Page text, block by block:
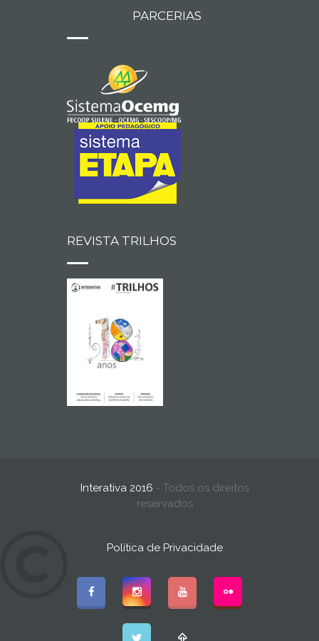
PARCERIAS
REVISTA TRILHOS
Interativa 2016 - Todos os direitos
reservados
Política de Privacidade